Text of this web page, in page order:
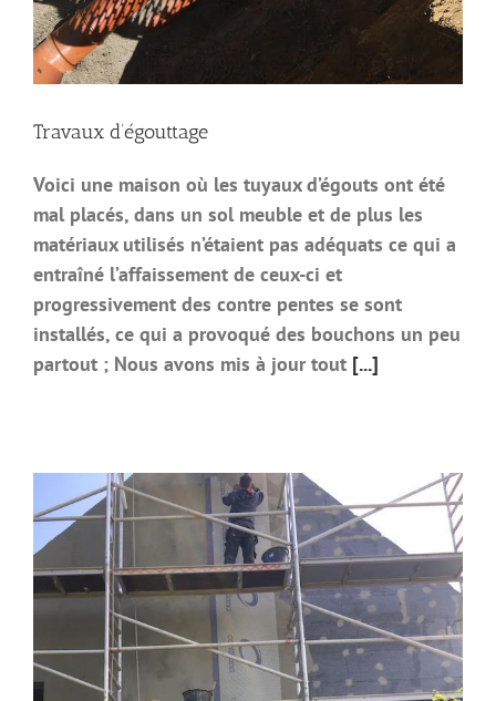
Travaux d’égouttage
Voici une maison où les tuyaux d’égouts ont été
mal placés, dans un sol meuble et de plus les
matériaux utilisés n’étaient pas adéquats ce qui a
entraîné l’affaissement de ceux-ci et
progressivement des contre pentes se sont
installés, ce qui a provoqué des bouchons un peu
partout ; Nous avons mis à jour tout [...]